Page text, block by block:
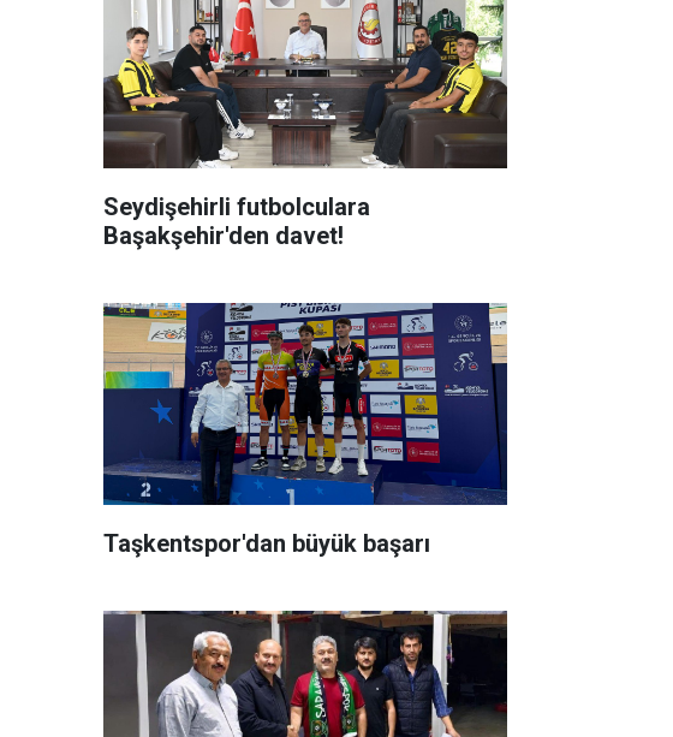
Seydişehirli futbolculara
Başakşehir'den davet!
Taşkentspor'dan büyük başarı